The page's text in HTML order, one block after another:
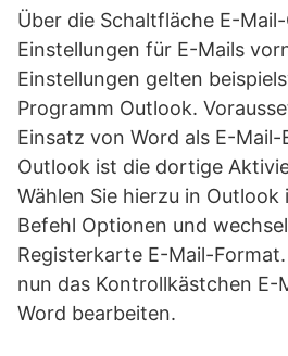
Über die Schaltfläche E-
Einstellungen für E-Mails
Einstellungen gelten
Programm Outlook.
Einsatz von Word als E-
Outlook ist die dortige
Wählen Sie hierzu in Outlook
Befehl Optionen und
Registerkarte E-Mail-
nun das Kontrollkästchen
Word bearbeiten.